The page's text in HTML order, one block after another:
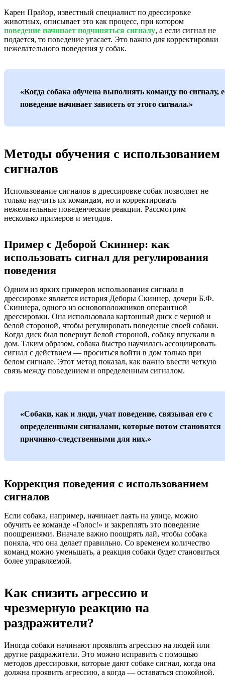
Карен Прайор, известный специалист по дрессировке
животных, описывает это как процесс, при котором
поведение начинает подчиняться сигналу, а если сигнал не
подается, то поведение угасает. Это важно для корректировки
нежелательного поведения у собак.
«Когда собака обучена выполнять команду по сигналу,
поведение начинает зависеть от этого сигнала.»
Методы обучения с использованием
сигналов
Использование сигналов в дрессировке собак позволяет не
только научить их командам, но и корректировать
нежелательные поведенческие реакции. Рассмотрим
несколько примеров и методов.
Пример с Деборой Скиннер: как
использовать сигнал для регулирования
поведения
Одним из ярких примеров использования сигнала в
дрессировке является история Деборы Скиннер, дочери Б.Ф.
Скиннера, одного из основоположников оперантной
дрессировки. Она использовала картонный диск с черной и
белой стороной, чтобы регулировать поведение своей собаки.
Когда диск был повернут белой стороной, собаку впускали в
дом. Таким образом, собака быстро научилась ассоциировать
сигнал с действием — проситься войти в дом только при
белом сигнале. Этот метод показал, как важно ввести четкую
связь между поведением и определенным сигналом.
«Собаки, как и люди, учат поведение, связывая его с
определенными сигналами, которые потом становятся
причинно-следственными для них.»
Коррекция поведения с использованием
сигналов
Если собака, например, начинает лаять на улице, можно
обучить ее команде «Голос!» и закреплять это поведение
поощрениями. Вначале важно поощрять лай, чтобы собака
поняла, что она делает правильно. Со временем количество
команд можно уменьшать, а реакция собаки будет становиться
более управляемой.
Как снизить агрессию и
чрезмерную реакцию на
раздражители?
Иногда собаки начинают проявлять агрессию на людей или
другие раздражители. Это можно исправить с помощью
методов дрессировки, которые дают собаке сигнал, когда она
должна проявить агрессию, а когда — оставаться спокойной.